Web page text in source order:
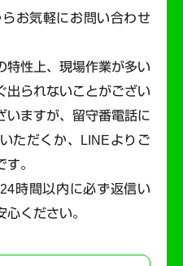
お気軽にお問い合わせ
特性上、現場作業が多い
出られないことがござい
いますが、留守番電話に
ただくか、LINEよりご
。
時間以内に必ず返信い
ください。